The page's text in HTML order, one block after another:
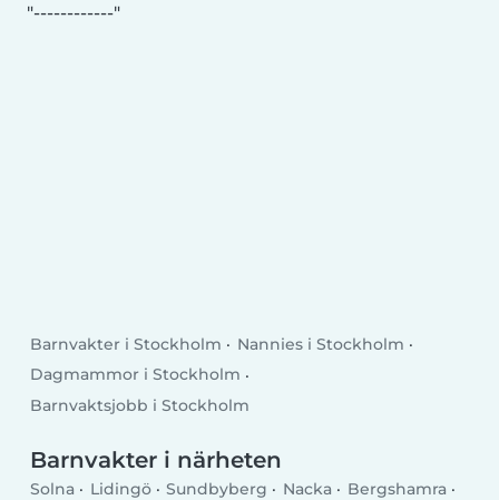
------------
Barnvakter i Stockholm
Nannies i Stockholm
Dagmammor i Stockholm
Barnvaktsjobb i Stockholm
Barnvakter i närheten
Solna Lidingö Sundbyberg Nacka
Bergshamra